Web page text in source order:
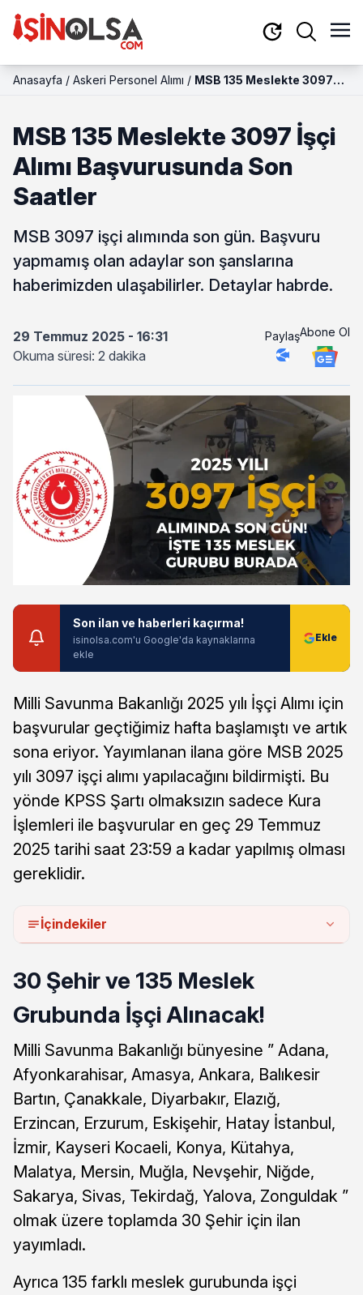
Anasayfa / Askeri Personel Alımı / MSB 135 Meslekte 3097
MSB 135 Meslekte 3097 İşçi
Alımı Başvurusunda Son
Saatler
MSB 3097 işçi alımında son gün. Başvuru
yapmamış olan adaylar son şanslarına
haberimizden ulaşabilirler. Detaylar habrde.
29 Temmuz 2025 - 16:31
Okuma süresi: 2 dakika
PaylaşAbone Ol
Son ilan ve haberleri kaçırma!
isinolsa.com'u Google'da kaynaklarına
ekle
Milli Savunma Bakanlığı 2025 yılı İşçi Alımı için
başvurular geçtiğimiz hafta başlamıştı ve artık
sona eriyor. Yayımlanan ilana göre MSB 2025
yılı 3097 işçi alımı yapılacağını bildirmişti. Bu
yönde KPSS Şartı olmaksızın sadece Kura
İşlemleri ile başvurular en geç 29 Temmuz
2025 tarihi saat 23:59 a kadar yapılmış olması
gereklidir.
İçindekiler
30 Şehir ve 135 Meslek
Grubunda İşçi Alınacak!
Milli Savunma Bakanlığı bünyesine ” Adana,
Afyonkarahisar, Amasya, Ankara, Balıkesir
Bartın, Çanakkale, Diyarbakır, Elazığ,
Erzincan, Erzurum, Eskişehir, Hatay İstanbul,
İzmir, Kayseri Kocaeli, Konya, Kütahya,
Malatya, Mersin, Muğla, Nevşehir, Niğde,
Sakarya, Sivas, Tekirdağ, Yalova, Zonguldak ”
olmak üzere toplamda 30 Şehir için ilan
yayımladı.
Ayrıca 135 farklı meslek gurubunda işçi